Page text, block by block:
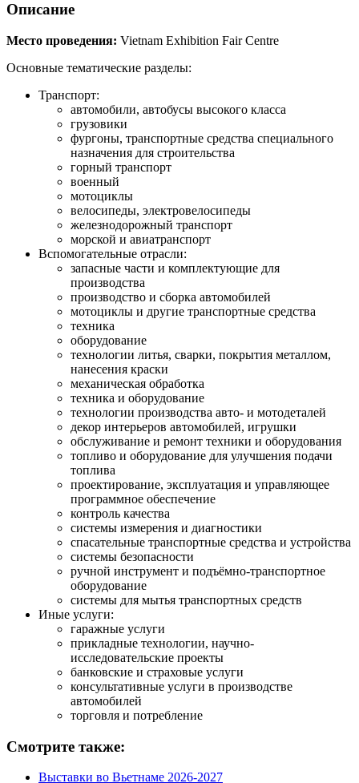
Описание
Место проведения: Vietnam Exhibition Fair Centre
Основные тематические разделы:
Транспорт:
автомобили, автобусы высокого класса
грузовики
фургоны, транспортные средства специального
назначения для строительства
горный транспорт
военный
мотоциклы
велосипеды, электровелосипеды
железнодорожный транспорт
морской и авиатранспорт
Вспомогательные отрасли:
запасные части и комплектующие для
производства
производство и сборка автомобилей
мотоциклы и другие транспортные средства
техника
оборудование
технологии литья, сварки, покрытия металлом,
нанесения краски
механическая обработка
техника и оборудование
технологии производства авто- и мотодеталей
декор интерьеров автомобилей, игрушки
обслуживание и ремонт техники и оборудования
топливо и оборудование для улучшения подачи
топлива
проектирование, эксплуатация и управляющее
программное обеспечение
контроль качества
системы измерения и диагностики
спасательные транспортные средства и устройства
системы безопасности
ручной инструмент и подъёмно-транспортное
оборудование
системы для мытья транспортных средств
Иные услуги:
гаражные услуги
прикладные технологии, научно-
исследовательские проекты
банковские и страховые услуги
консультативные услуги в производстве
автомобилей
торговля и потребление
Смотрите также:
Выставки во Вьетнаме 2026-2027